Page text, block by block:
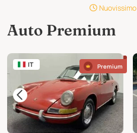
Nuovissimo
Auto Premium
IT Premium